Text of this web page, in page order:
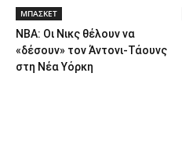
ΜΠΑΣΚΕΤ
NBA: Οι Νικς θέλουν να
«δέσουν» τον Άντονι-Τάουνς
στη Νέα Υόρκη